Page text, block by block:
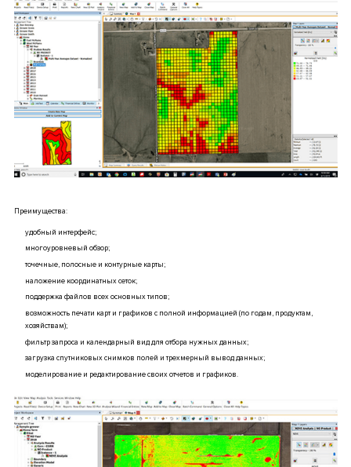
Преимущества:
удобный интерфейс;
многоуровневый обзор;
точечные, полосные и контурные карты;
наложение координатных сеток;
поддержка файлов всех основных типов;
возможность печати карт и графиков с полной информацией (по годам, продуктам,
хозяйствам);
фильтр запроса и календарный вид для отбора нужных данных;
загрузка спутниковых снимков полей и трехмерный вывод данных;
моделирование и редактирование своих отчетов и графиков.